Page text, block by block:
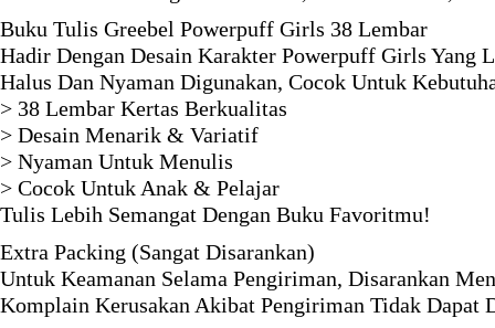
Buku Tulis Greebel Powerpuff Girls 38 Lembar
Hadir Dengan Desain Karakter Powerpuff Girls
Halus Dan Nyaman Digunakan, Cocok Untuk
> 38 Lembar Kertas Berkualitas
> Desain Menarik & Variatif
> Nyaman Untuk Menulis
> Cocok Untuk Anak & Pelajar
Tulis Lebih Semangat Dengan Buku Favoritmu!
Extra Packing (Sangat Disarankan)
Untuk Keamanan Selama Pengiriman, Disarankan
Komplain Kerusakan Akibat Pengiriman Tidak Dapat